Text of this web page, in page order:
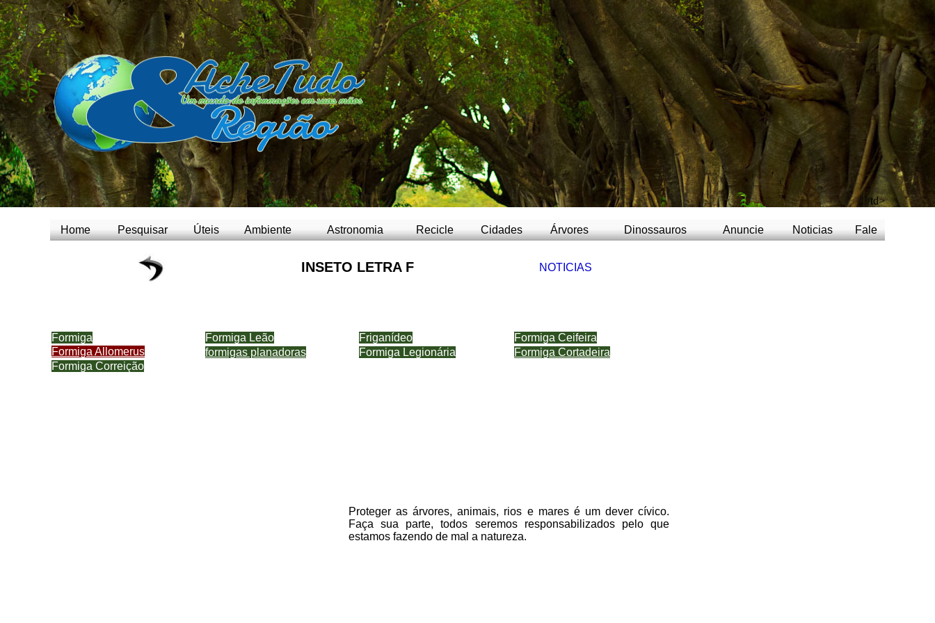
/td>
Home
Pesquisar Úteis Ambiente Astronomia Recicle Cidades Árvores Dinossauros Anuncie Noticias Fale
INSETO LETRA F NOTICIAS
Formiga Formiga Leão Friganídeo
Formiga Ceifeira
Formiga Allomerus
formigas planadoras Formiga Legionária
Formiga Cortadeira
Formiga Correição
Proteger as árvores, animais, rios e mares é um dever cívico.
Faça sua parte, todos seremos responsabilizados pelo que
estamos fazendo de mal a natureza.